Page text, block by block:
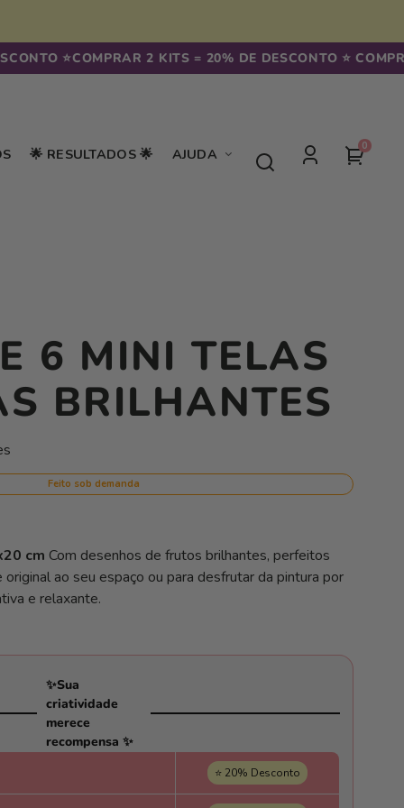
⭐️COMPRAR 2 KITS = 20% DE DESCONTO ⭐️
🌟 RESULTADOS 🌟 AJUDA
Iniciar
seu
00
6 MINI TELAS
BRILHANTES
Feito sob demanda
cm Com desenhos de frutos brilhantes, perfeitos
ao seu espaço ou para desfrutar da pintura por
e relaxante.
✨Sua
criatividade
merece
recompensa ✨
⭐ 20% Desconto